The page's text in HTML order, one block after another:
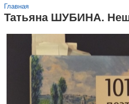
Вы здесь
Главная
Татьяна ШУБИНА.